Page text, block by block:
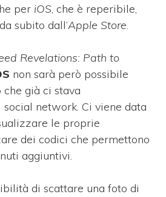
per iOS, che è reperibile,
subito dall’Apple Store.
Revelations: Path to
non sarà però possibile
già ci stava
social network. Ci viene data
le proprie
dei codici che permettono
aggiuntivi.
di scattare una foto di